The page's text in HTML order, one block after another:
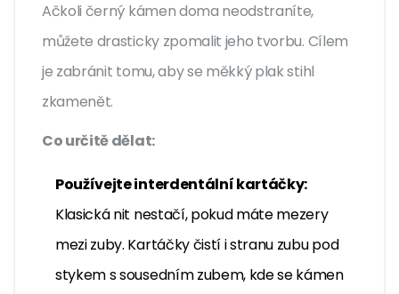
Ačkoli černý kámen doma neodstraníte,
můžete drasticky zpomalit jeho tvorbu. Cílem
je zabránit tomu, aby se měkký plak stihl
zkamenět.
Co určitě dělat:
Používejte interdentální kartáčky:
Klasická nit nestačí, pokud máte mezery
mezi zuby. Kartáčky čistí i stranu zubu pod
stykem s sousedním zubem, kde se kámen